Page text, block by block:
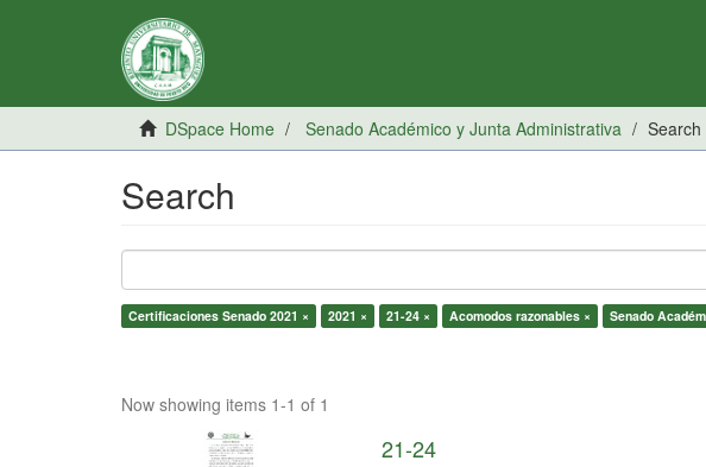
DSpace Home Senado Académico y Junta Administrativa Search
Search
Certificaciones Senado 2021 × 2021 × 21-24 × Acomodos razonables × Senado
Now showing items 1-1 of 1
21-24